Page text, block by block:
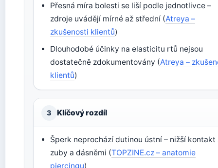
Přesná míra bolesti se liší podle jednotlivce –
zdroje uvádějí mírné až střední (Atreya –
zkušenosti klientů)
Dlouhodobé účinky na elasticitu rtů nejsou
dostatečně zdokumentovány (Atreya –
klientů)
3 Klíčový rozdíl
Šperk neprochází dutinou ústní – nižší kontakt
zuby a dásněmi (TOPZINE.cz – anatomie
piercingu)